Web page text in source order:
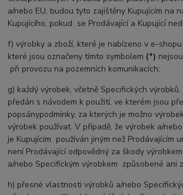
a/nebo EU, budou tyto zajištěny Kupujícím na
Kupujícího, pokud se Prodávající a Kupující
f) výrobky a zboží, které je nabízeno v e-
které jsou označeny tímto symbolem (*)
při provozu na pozemních komunikacích;
g) každý výrobek, včetně Specifických výrobků,
předán s návodem k použití, ve kterém jsou
popsánypodmínky, za kterých je možno
výrobek používat. V případě, že výrobek a/
je Kupujícím používán jiným než Prodávajícím
není Prodávající odpovědný za škody výrobkem
a/nebo Specifickým výrobkem způsobené ani
h) přesné vlastnosti výrobků a/nebo